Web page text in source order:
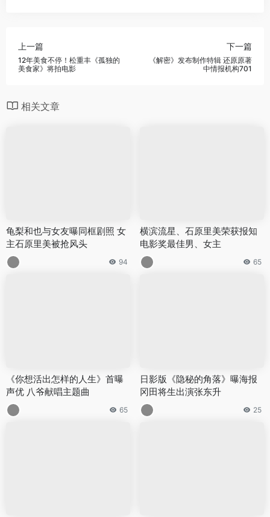
上一篇
12年美食不停！松重丰《孤独的
美食家》将拍电影
下一篇
《解密》发布制作特辑 还原原著
中情报机构701
相关文章
龟梨和也与女友曝同框剧照 女
主石原里美被抢风头
94
横滨流星、石原里美荣获报知
电影奖最佳男、女主
65
《你想活出怎样的人生》首曝
声优 八爷献唱主题曲
65
日影版《隐秘的角落》曝海报
冈田将生出演张东升
25